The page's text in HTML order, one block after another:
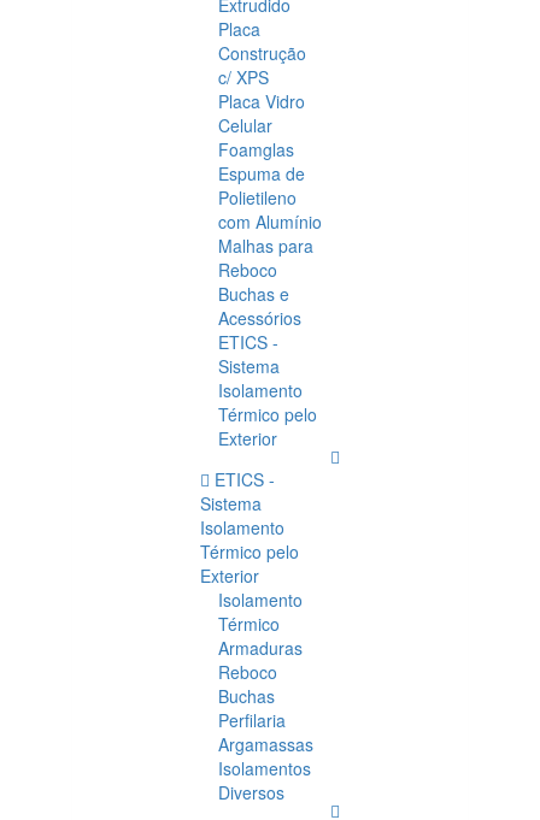
Extrudido
Placa
Construção
c/ XPS
Placa Vidro
Celular
Foamglas
Espuma de
Polietileno
com Alumínio
Malhas para
Reboco
Buchas e
Acessórios
ETICS -
Sistema
Isolamento
Térmico pelo
Exterior
ETICS -
Sistema
Isolamento
Térmico pelo
Exterior
Isolamento
Térmico
Armaduras
Reboco
Buchas
Perfilaria
Argamassas
Isolamentos
Diversos